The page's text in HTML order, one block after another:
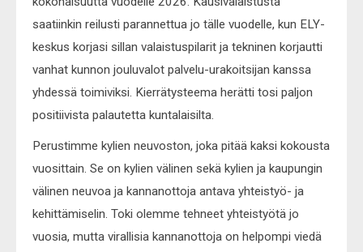
saatiinkin reilusti parannettua jo tälle vuodelle, kun ELY-
keskus korjasi sillan valaistuspilarit ja tekninen korjautti
vanhat kunnon jouluvalot palvelu-urakoitsijan kanssa
yhdessä toimiviksi. Kierrätysteema herätti tosi paljon
positiivista palautetta kuntalaisilta.
Perustimme kylien neuvoston, joka pitää kaksi kokousta
vuosittain. Se on kylien välinen sekä kylien ja kaupungin
välinen neuvoa ja kannanottoja antava yhteistyö- ja
kehittämiselin. Toki olemme tehneet yhteistyötä jo
vuosia, mutta virallisia kannanottoja on helpompi viedä